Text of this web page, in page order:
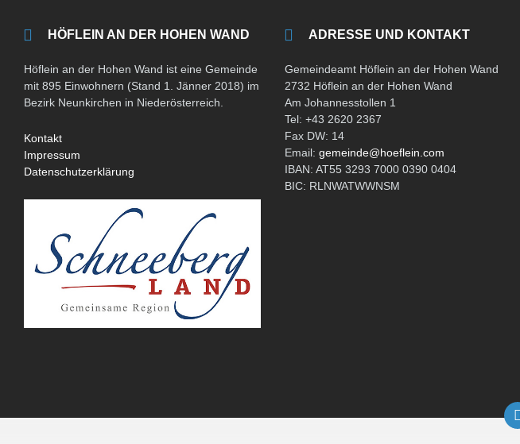
HÖFLEIN AN DER HOHEN WAND
Höflein an der Hohen Wand ist eine Gemeinde
mit 895 Einwohnern (Stand 1. Jänner 2018) im
Bezirk Neunkirchen in Niederösterreich.
Kontakt
Impressum
Datenschutzerklärung
ADRESSE UND KONTAKT
Gemeindeamt Höflein an der Hohen Wand
2732 Höflein an der Hohen Wand
Am Johannesstollen 1
Tel: +43 2620 2367
Fax DW: 14
Email:gemeinde@hoeflein.com
IBAN: AT55 3293 7000 0390 0404
BIC: RLNWATWWNSM